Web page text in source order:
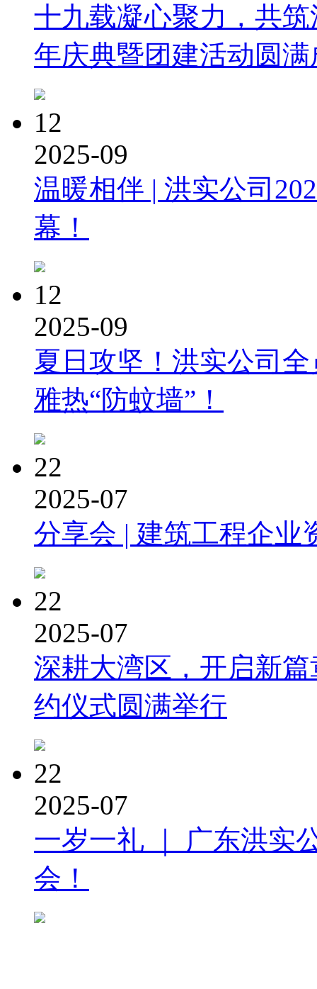
十九载凝心聚力，共
年庆典暨团建活动圆满
12
2025-09
温暖相伴 | 洪实公司
幕！
12
2025-09
夏日攻坚！洪实公司
雅热“防蚊墙”！
22
2025-07
分享会 | 建筑工程企业
22
2025-07
深耕大湾区，开启新
约仪式圆满举行
22
2025-07
一岁一礼 ｜ 广东洪实
会！